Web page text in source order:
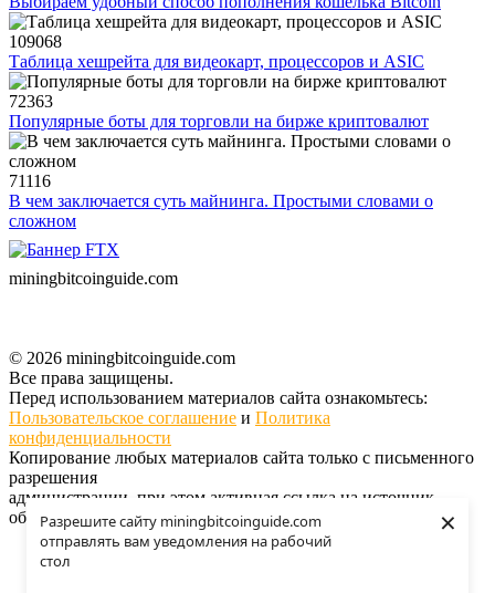
Разрешите сайту miningbitcoinguide.com
отправлять вам уведомления на рабочий
стол
×
109068
Таблица хешрейта для видеокарт, процессоров и ASIC
72363
Популярные боты для торговли на бирже криптовалют
71116
В чем заключается суть майнинга. Простыми словами о
сложном
miningbitcoinguide.com
© 2026 miningbitcoinguide.com
Все права защищены.
Перед использованием материалов сайта ознакомьтесь:
Пользовательское соглашение и Политика
конфиденциальности
Копирование любых материалов сайта только с письменного
разрешения
администрации, при этом активная ссылка на источник
обязательна.
Поддержать проект